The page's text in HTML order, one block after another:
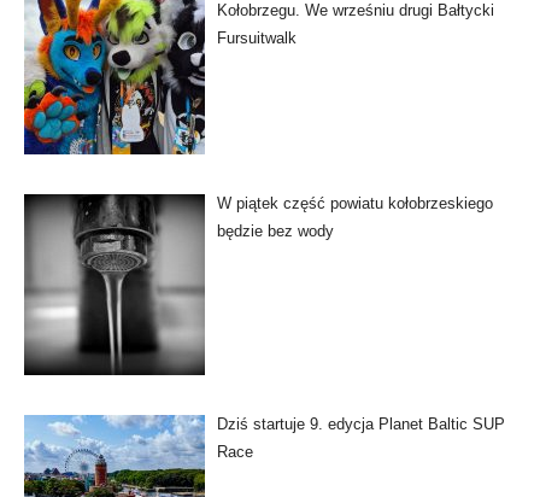
Kołobrzegu. We wrześniu drugi Bałtycki
Fursuitwalk
W piątek część powiatu kołobrzeskiego
będzie bez wody
Dziś startuje 9. edycja Planet Baltic SUP
Race